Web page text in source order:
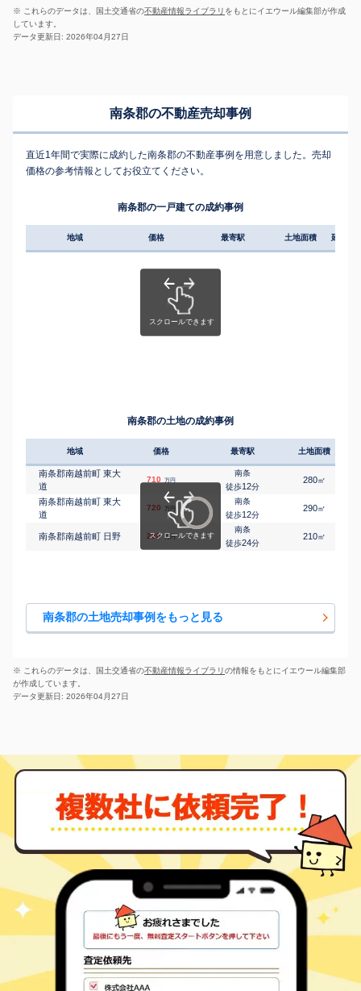
※ これらのデータは、国土交通省の不動産情報ライブラリ をもとにイエウール編集部が作成
しています。
データ更新日: 2026年04月27日
南条郡の不動産売却事例
直近1年間で実際に成約した南条郡の不動産事例を用意しました。売却
価格の参考情報としてお役立てください。
南条郡の一戸建ての成約事例
地域 価格 最寄駅 土地面積 延床面
南条郡の土地の成約事例
地域 価格 最寄駅 土地面積
南条郡南越前町 東大
道
710 万円
南条
徒歩12分
280㎡
南条郡南越前町 東大
道
720 万円
南条
徒歩12分
290㎡
南条郡南越前町 日野 280 万円
南条
徒歩24分
210㎡
南条郡の土地売却事例をもっと見る
※ これらのデータは、国土交通省の不動産情報ライブラリの情報をもとにイエウール編集部
が作成しています。
データ更新日: 2026年04月27日